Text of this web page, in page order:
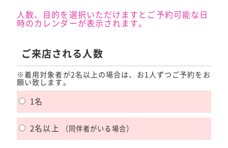
人数、目的を選択いただけますとご予約可能な日
時のカレンダーが表示されます。
ご来店される人数
※着用対象者が2名以上の場合は、お1人ずつご予約をお
願い致します。
1名
2名以上 （同伴者がいる場合）